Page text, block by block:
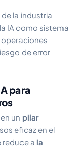
de la industria
IA como sistema
operaciones
de error
para
un pilar
eficaz en el
a la